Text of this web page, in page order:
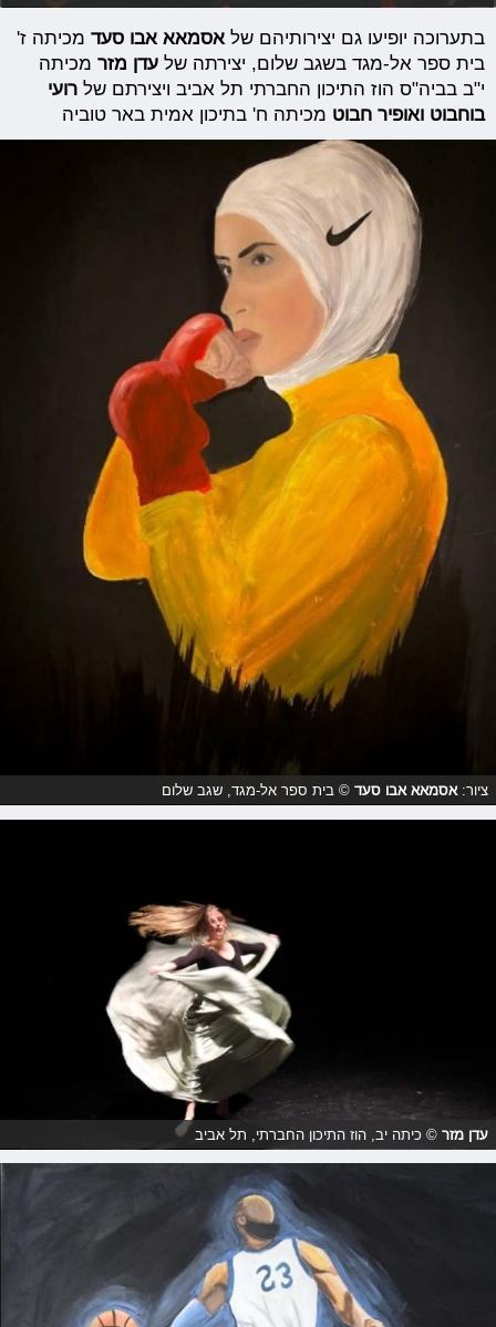
בתערוכה יופיעו גם יצירותיהם שלאסמאא אבו סעד מכיתה ז'
בית ספר אל-מגד בשגב שלום, יצירתה שלעדן מזר מכיתה
י"ב בביה"ס הוז התיכון החברתי תל אביב ויצירתם שלרועי
בוחבוט ואופיר חבוט מכיתה ח' בתיכון אמית באר טוביה
ציור: אסמאא אבו סעד © בית ספר אל-מגד, שגב שלום
עדן מזר © כיתה יב, הוז התיכון החברתי, תל אביב